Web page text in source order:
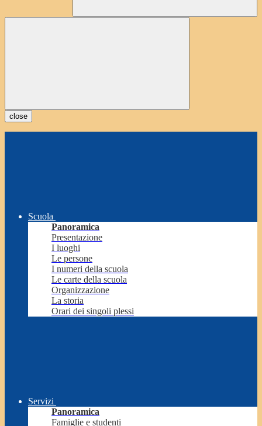
close
Scuola
Panoramica
Presentazione
I luoghi
Le persone
I numeri della scuola
Le carte della scuola
Organizzazione
La storia
Orari dei singoli plessi
Servizi
Panoramica
Famiglie e studenti